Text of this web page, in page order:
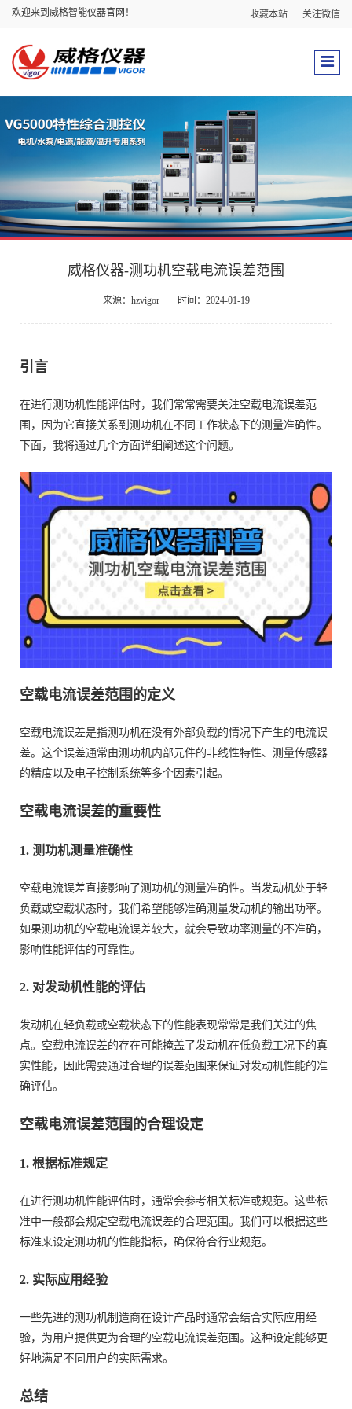
欢迎来到威格智能仪器官网！ 收藏本站 关注微信
威格仪器-测功机空载电流误差范围
来源：hzvigor 时间：2024-01-19
引言
在进行测功机性能评估时，我们常常需要关注空载电流误差范
围，因为它直接关系到测功机在不同工作状态下的测量准确性。
下面，我将通过几个方面详细阐述这个问题。
空载电流误差范围的定义
空载电流误差是指测功机在没有外部负载的情况下产生的电流误
差。这个误差通常由测功机内部元件的非线性特性、测量传感器
的精度以及电子控制系统等多个因素引起。
空载电流误差的重要性
1. 测功机测量准确性
空载电流误差直接影响了测功机的测量准确性。当发动机处于轻
负载或空载状态时，我们希望能够准确测量发动机的输出功率。
如果测功机的空载电流误差较大，就会导致功率测量的不准确，
影响性能评估的可靠性。
2. 对发动机性能的评估
发动机在轻负载或空载状态下的性能表现常常是我们关注的焦
点。空载电流误差的存在可能掩盖了发动机在低负载工况下的真
实性能，因此需要通过合理的误差范围来保证对发动机性能的准
确评估。
空载电流误差范围的合理设定
1. 根据标准规定
在进行测功机性能评估时，通常会参考相关标准或规范。这些标
准中一般都会规定空载电流误差的合理范围。我们可以根据这些
标准来设定测功机的性能指标，确保符合行业规范。
2. 实际应用经验
一些先进的测功机制造商在设计产品时通常会结合实际应用经
验，为用户提供更为合理的空载电流误差范围。这种设定能够更
好地满足不同用户的实际需求。
总结